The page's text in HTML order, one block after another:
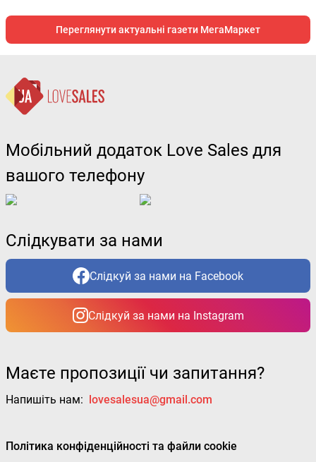
Переглянути актуальні газети МегаМаркет
Мобільний додаток Love Sales для
вашого телефону
Слідкувати за нами
Слідкуй за нами на Facebook
Слідкуй за нами на Instagram
Маєте пропозиції чи запитання?
Напишіть нам: lovesalesua@gmail.com
Політика конфіденційності та файли cookie